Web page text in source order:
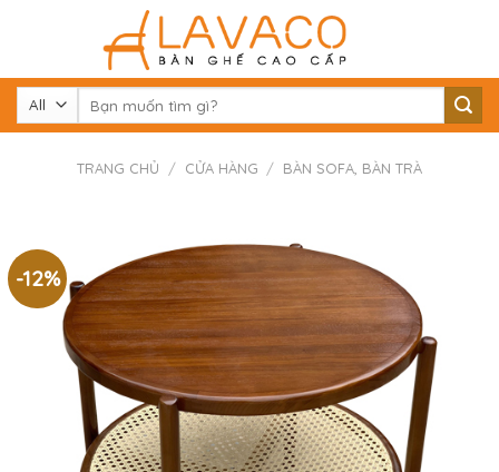
kiếm:
TRANG CHỦ / CỬA HÀNG / BÀN SOFA, BÀN TRÀ
-12%